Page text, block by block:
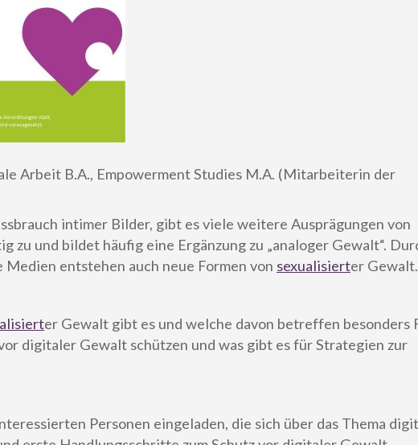
Arbeit B.A., Empowerment Studies M.A. (Mitarbeiterin der
intimer Bilder, gibt es viele weitere Ausprägungen von
zu und bildet häufig eine Ergänzung zu „analoger Gewalt“.
entstehen auch neue Formen von sexualisierter Gewalt.
er Gewalt gibt es und welche davon betreffen besonders
digitaler Gewalt schützen und was gibt es für Strategien zur
Personen eingeladen, die sich über das Thema